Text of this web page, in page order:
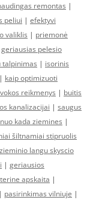
remontas |
peliui | efektyvi
valiklis | priemonė
geriausias pelesio
talpinimas | isorinis
| kaip optimizuoti
reikmenys | buitis
kanalizacijai | saugus
nuo kada ziemines |
šiltnamiai stipruolis
zieminio langu skyscio
| geriausios
apskaita |
| pasirinkimas vilniuje |